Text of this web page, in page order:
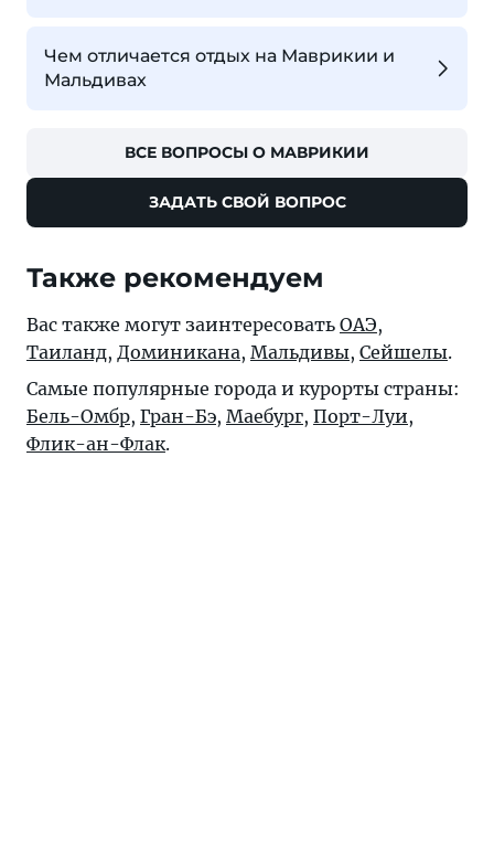
Чем отличается отдых на Маврикии и
Мальдивах
ВСЕ ВОПРОСЫ О МАВРИКИИ
ЗАДАТЬ СВОЙ ВОПРОС
Также рекомендуем
Вас также могут заинтересовать ОАЭ,
Таиланд, Доминикана, Мальдивы, Сейшелы.
Самые популярные города и курорты страны:
Бель-Омбр, Гран-Бэ, Маебург, Порт-Луи,
Флик-ан-Флак.